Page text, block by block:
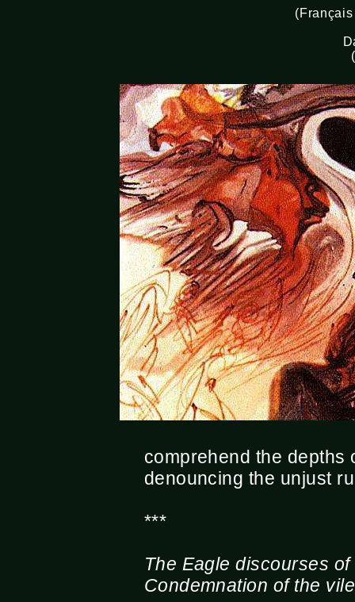
comprehend the depths
denouncing the unjust
***
The Eagle discourses
Condemnation of the